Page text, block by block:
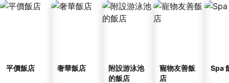
平價飯店 奢華飯店
附設游泳池
的飯店
寵物友善飯
店
Spa